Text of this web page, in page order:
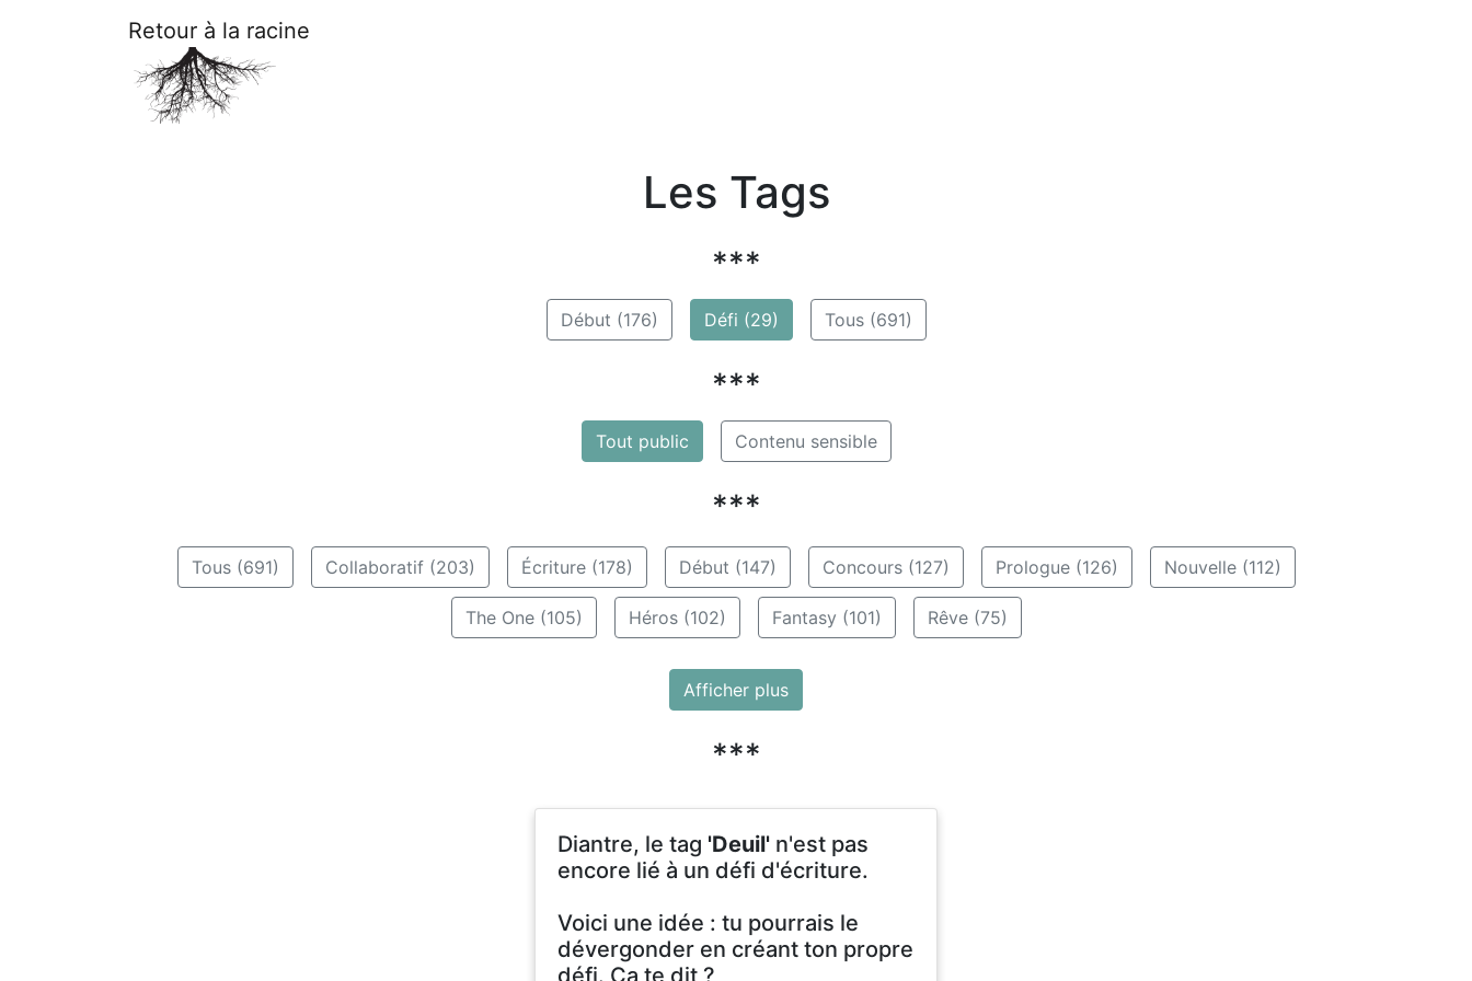
Retour à la racine
Les Tags
***
Début (176) Défi (29) Tous (691)
***
Tout public Contenu sensible
***
Tous (691) Collaboratif (203) Écriture (178) Début (147) Concours (127) Prologue (126) Nouvelle (112)
The One (105) Héros (102) Fantasy (101) Rêve (75)
Afficher plus
***
Diantre, le tag 'Deuil' n'est pas
encore lié à un défi d'écriture.
Voici une idée : tu pourrais le
dévergonder en créant ton propre
défi. Ça te dit ?